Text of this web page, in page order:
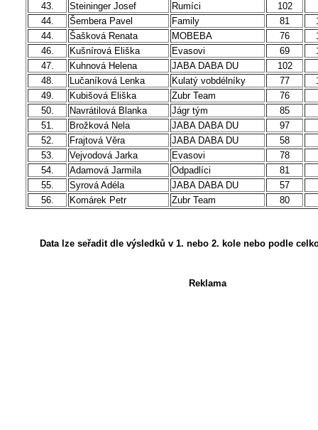
43.
Steininger Josef Rumíci
102
44.
Šembera Pavel Family 81
44.
Šašková Renata MOBEBA 76
46.
Kušnírová Eliška Evasovi 69
47.
Kuhnová Helena JABA DABA DU
102
48.
Lučaníková Lenka Kulatý vobdélníky 77
49.
Kubišová Eliška Zubr Team
76
50.
Navrátilová Blanka Jágr tým
85
51.
Brožková Nela JABA DABA DU
97
52.
Frajtová Věra JABA DABA DU
58
53.
Vejvodová Jarka Evasovi
78
54.
Adamová Jarmila Odpadlíci
81
55.
Syrová Adéla JABA DABA DU
57
56.
Komárek Petr Zubr Team 80
Data lze seřadit dle výsledků v 1. nebo 2. kole nebo podle
Reklama